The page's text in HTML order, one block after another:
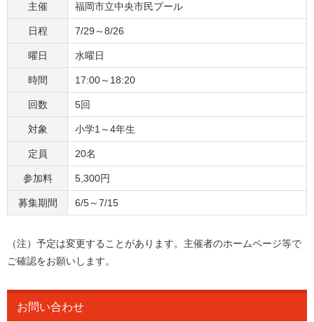
主催 福岡市立中央市民プール
日程 7/29～8/26
曜日 水曜日
時間 17:00～18:20
回数 5回
対象 小学1～4年生
定員 20名
参加料 5,300円
募集期間 6/5～7/15
（注）予定は変更することがあります。主催者のホームページ等で
ご確認をお願いします。
お問い合わせ